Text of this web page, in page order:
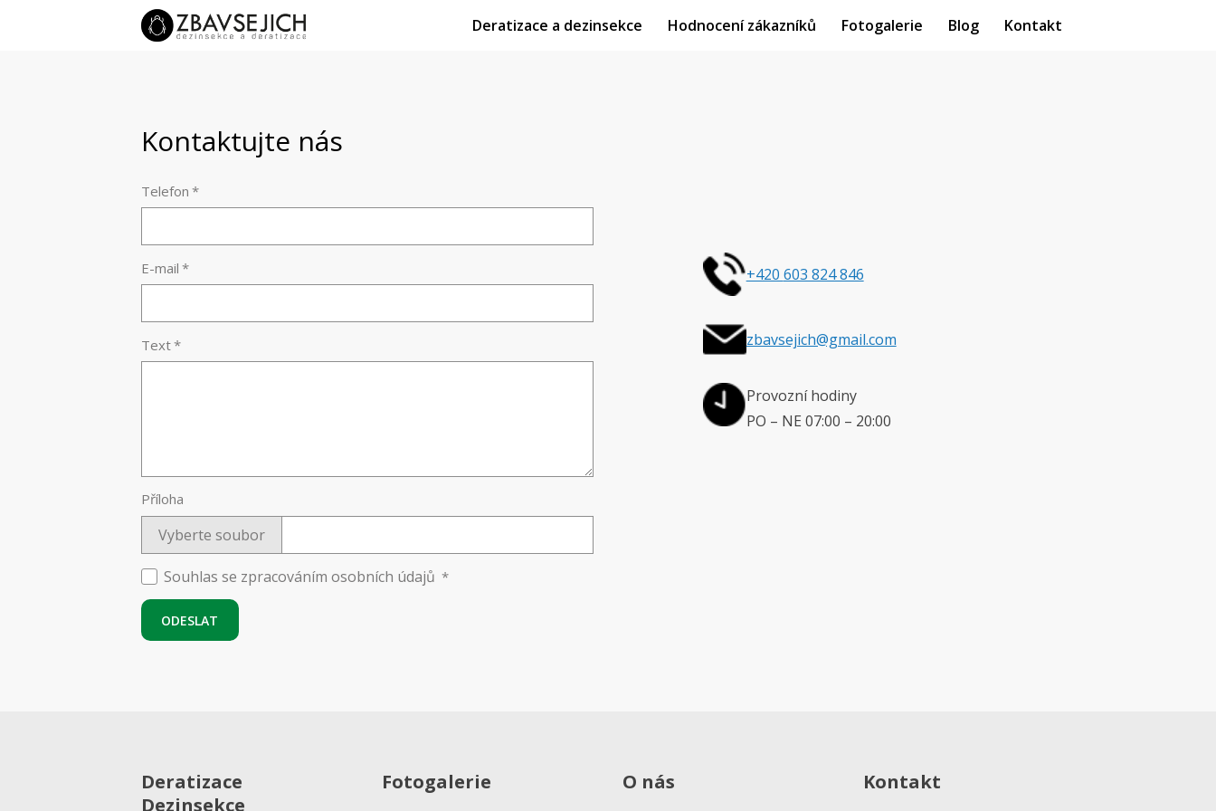
Deratizace a dezinsekce Hodnocení zákazníků Fotogalerie Blog Kontakt
Kontaktujte nás
Telefon *
E-mail *
Text*
Příloha
Vyberte soubor
Souhlas se zpracováním osobních údajů *
ODESLAT
+420 603 824 846
zbavsejich@gmail.com
Provozní hodiny
PO – NE 07:00 – 20:00
Deratizace
Dezinsekce
Fotogalerie O nás Kontakt